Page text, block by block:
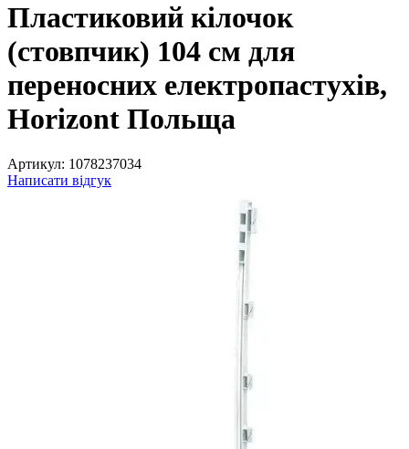
Пластиковий кілочок
(стовпчик) 104 см для
переносних електропастухів,
Horizont Польща
Артикул: 1078237034
Написати відгук